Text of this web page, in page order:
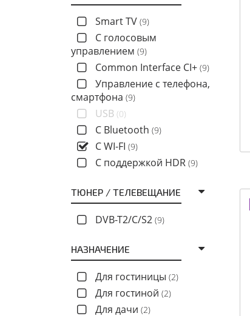
Smart TV (9)
C голосовым
управлением (9)
Common Interface CI+ (9)
Управление с телефона,
смартфона (9)
USB (0)
С Bluetooth (9)
С WI-FI (9)
С поддержкой HDR (9)
ТЮНЕР / ТЕЛЕВЕЩАНИЕ
DVB-T2/C/S2 (9)
НАЗНАЧЕНИЕ
Для гостиницы (2)
Для гостиной (2)
Для дачи (2)